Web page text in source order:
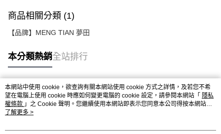
商品相關分類 (1)
【品牌】MENG TIAN 夢田
本分類熱銷全站排行
熱門標籤
本網站中使用 cookie，欲查詢有關本網站使用 cookie 方式之詳情，及若您不希
望在電腦上使用 cookie 時應如何變更電腦的 cookie 設定，請參閱本網站「 隱私
權條款 」之 Cookie 聲明。您繼續使用本網站即表示您同意本公司得按本網站使
用條款之 Cookie 聲明使用 cookie。
了解更多 >